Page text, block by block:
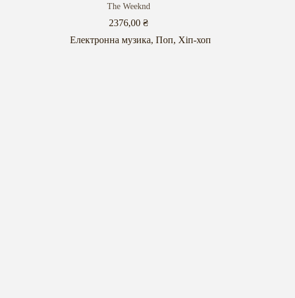
The Weeknd
2376,00 ₴
Електронна музика,Поп, Хіп-хоп